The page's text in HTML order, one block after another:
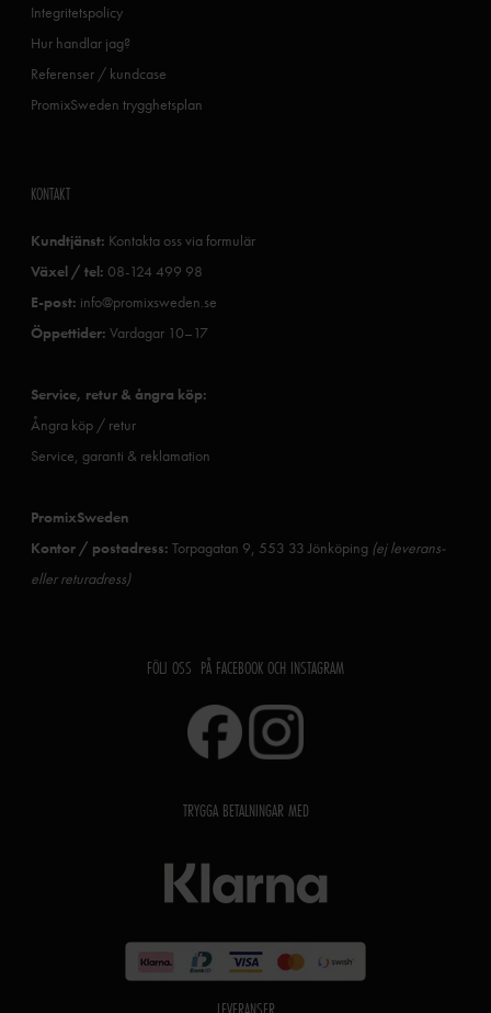
Integritetspolicy
Hur handlar jag?
Referenser / kundcase
PromixSweden trygghetsplan
KONTAKT
Kundtjänst: Kontakta oss via formulär
Växel / tel: 08-124 499 98
E-post: info@promixsweden.se
Öppettider: Vardagar 10–17
Service, retur & ångra köp:
Ångra köp / retur
Service, garanti & reklamation
PromixSweden
Kontor / postadress: Torpagatan 9, 553 33 Jönköping (ej leverans-
eller returadress)
FÖLJ OSS PÅ FACEBOOK OCH INSTAGRAM
TRYGGA BETALNINGAR MED